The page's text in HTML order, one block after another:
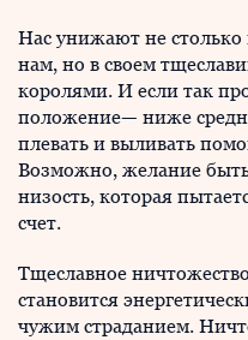
Нас унижают не
нам, но в своем
королями. И если так
положение— ниже
плевать и выливать
Возможно, желание
низость, которая
счет.
Тщеславное
становится
чужим страданием.